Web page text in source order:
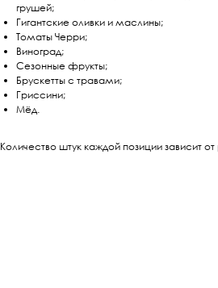
грушей;
Гигантские оливки и маслины;
Томаты Черри;
Виноград;
Сезонные фрукты;
Брускетты с травами;
Гриссини;
Мёд.
Количество штук каждой позиции зависит